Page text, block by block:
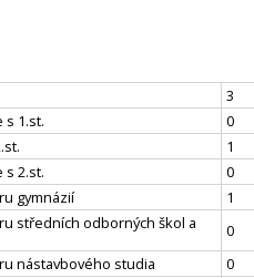
3
s 1.st.
0
1
s 2.st.
0
gymnázií
1
středních odborných škol a
0
nástavbového studia
0